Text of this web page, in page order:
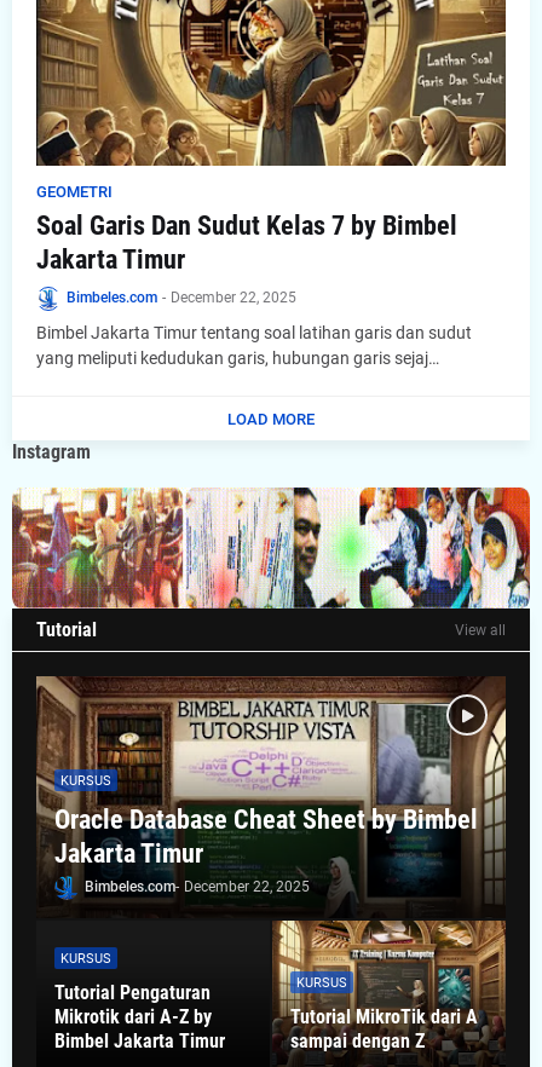
GEOMETRI
Soal Garis Dan Sudut Kelas 7 by Bimbel
Jakarta Timur
Bimbeles.com - December 22, 2025
Bimbel Jakarta Timur tentang soal latihan garis dan sudut
yang meliputi kedudukan garis, hubungan garis sejaj…
LOAD MORE
Instagram
Tutorial View all
KURSUS
Oracle Database Cheat Sheet by Bimbel
Jakarta Timur
Bimbeles.com- December 22, 2025
KURSUS
Tutorial Pengaturan
Mikrotik dari A-Z by
Bimbel Jakarta Timur
KURSUS
Tutorial MikroTik dari A
sampai dengan Z